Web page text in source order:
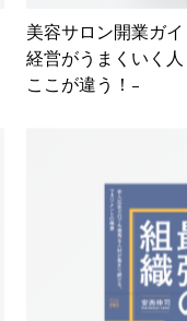
美容サロン開業ガ
経営がうまくいく人
ここが違う！-